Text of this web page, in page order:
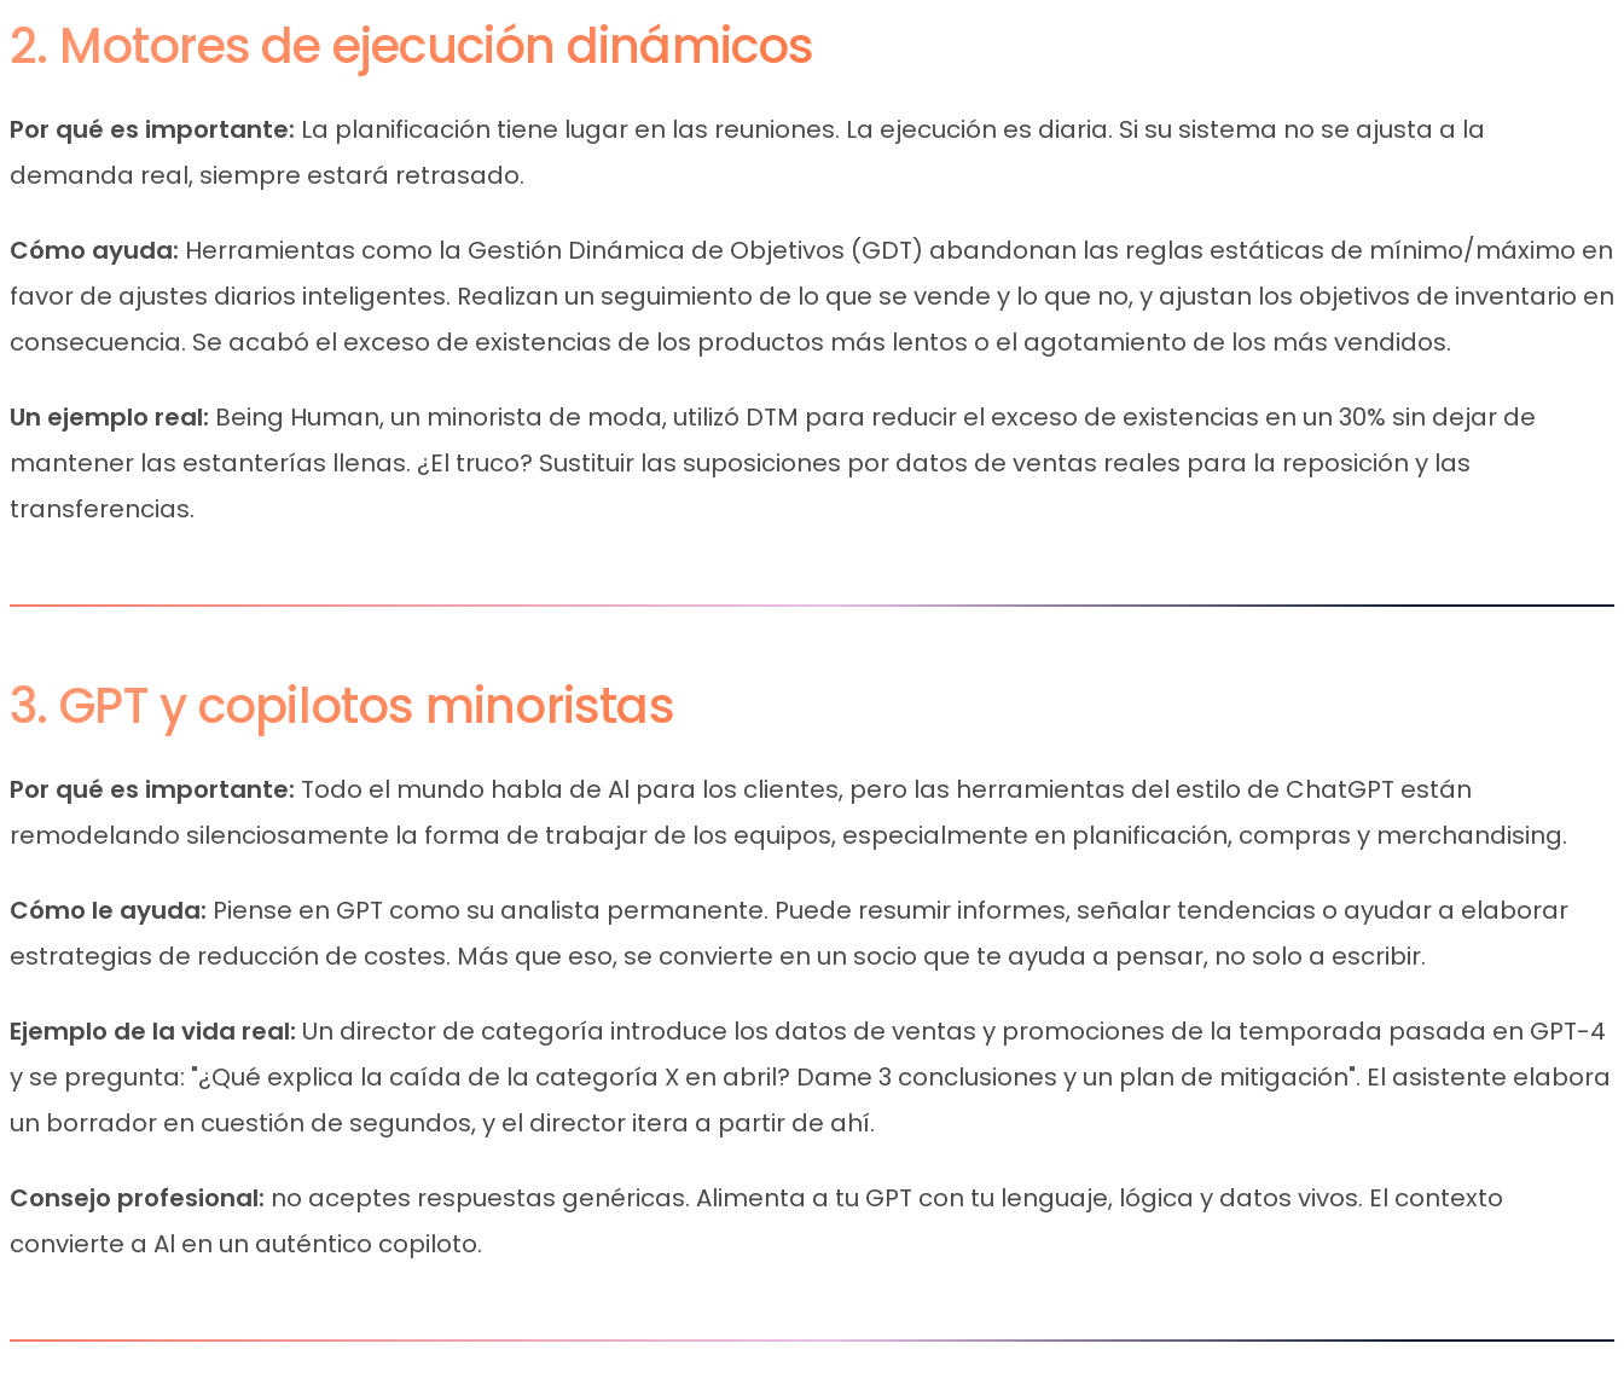
2. Motores de ejecución dinámicos
Por qué es importante: La planificación tiene lugar en las reuniones. La ejecución es diaria. Si su sistema no se ajusta a la
demanda real, siempre estará retrasado.
Cómo ayuda: Herramientas como la Gestión Dinámica de Objetivos (GDT) abandonan las reglas estáticas de mínimo/máximo en
favor de ajustes diarios inteligentes. Realizan un seguimiento de lo que se vende y lo que no, y ajustan los objetivos de inventario en
consecuencia. Se acabó el exceso de existencias de los productos más lentos o el agotamiento de los más vendidos.
Un ejemplo real: Being Human, un minorista de moda, utilizó DTM para reducir el exceso de existencias en un 30% sin dejar de
mantener las estanterías llenas. ¿El truco? Sustituir las suposiciones por datos de ventas reales para la reposición y las
transferencias.
3. GPT y copilotos minoristas
Por qué es importante: Todo el mundo habla de Al para los clientes, pero las herramientas del estilo de ChatGPT están
remodelando silenciosamente la forma de trabajar de los equipos, especialmente en planificación, compras y merchandising.
Cómo le ayuda: Piense en GPT como su analista permanente. Puede resumir informes, señalar tendencias o ayudar a elaborar
estrategias de reducción de costes. Más que eso, se convierte en un socio que te ayuda a pensar, no solo a escribir.
Ejemplo de la vida real: Un director de categoría introduce los datos de ventas y promociones de la temporada pasada en GPT-4
y se pregunta: "¿Qué explica la caída de la categoría X en abril? Dame 3 conclusiones y un plan de mitigación". El asistente elabora
un borrador en cuestión de segundos, y el director itera a partir de ahí.
Consejo profesional: no aceptes respuestas genéricas. Alimenta a tu GPT con tu lenguaje, lógica y datos vivos. El contexto
convierte a Al en un auténtico copiloto.